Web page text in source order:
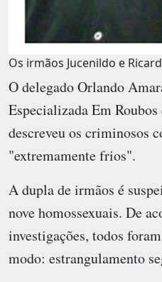
Os irmãos Jucenildo e
O delegado Orlando
Especializada Em
descreveu os criminosos
"extremamente frios".
A dupla de irmãos é
nove homossexuais. De
investigações, todos
modo: estrangulamento